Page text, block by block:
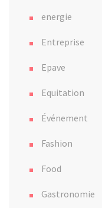
energie
Entreprise
Epave
Equitation
Événement
Fashion
Food
Gastronomie